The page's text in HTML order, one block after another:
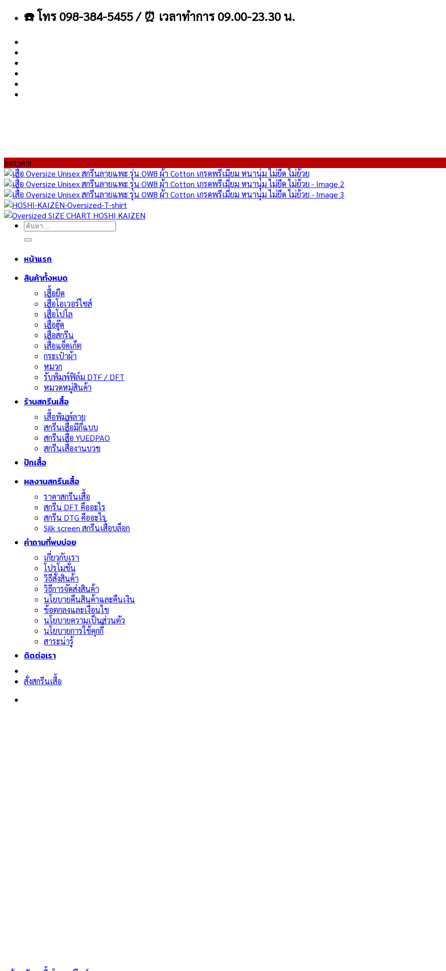
เนื้อหา
☎️ โทร 098-384-5455 / ⏰ เวลาทำการ 09.00-23.30 น.
ค้นหา:
หน้าแรก
สินค้าทั้งหมด
เสื้อยืด
เสื้อโอเวอร์ไซส์
เสื้อโปโล
เสื้อฮู๊ด
เสื้อสกรีน
เสื้อแจ็คเก็ต
กระเป๋าผ้า
หมวก
รับพิมพ์ฟิล์ม DTF / DFT
หมวดหมู่สินค้า
ร้านสกรีนเสื้อ
เสื้อพิมพ์ลาย
สกรีนเสื้อมีกี่แบบ
สกรีนเสื้อ YUEDPAO
สกรีนเสื้องานบวช
ปักเสื้อ
ผลงานสกรีนเสื้อ
ราคาสกรีนเสื้อ
สกรีน DFT คืออะไร
สกรีน DTG คืออะไร
Silk screen สกรีนเสื้อบล็อก
คำถามที่พบบ่อย
เกี่ยวกับเรา
โปรโมชั่น
วิธีสั่งสินค้า
วิธีการจัดส่งสินค้า
นโยบายคืนสินค้าและคืนเงิน
ข้อตกลงและเงื่อนไข
นโยบายความเป็นส่วนตัว
นโยบายการใช้คุกกี้
สาระน่ารู้
ติดต่อเรา
สั่งสกรีนเสื้อ
ลดราคา!